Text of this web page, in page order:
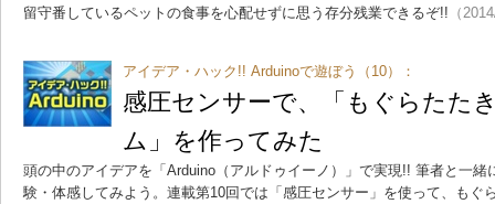
留守番しているペットの食事を心配せずに思う存分残業できるぞ!! （
アイデア・ハック!! Arduinoで遊ぼう（10）：
感圧センサーで、「もぐらたた
ム」を作ってみた
頭の中のアイデアを「Arduino（アルドゥイーノ）」で実現!! 筆者と一緒
験・体感してみよう。連載第10回では「感圧センサー」を使って、もぐ